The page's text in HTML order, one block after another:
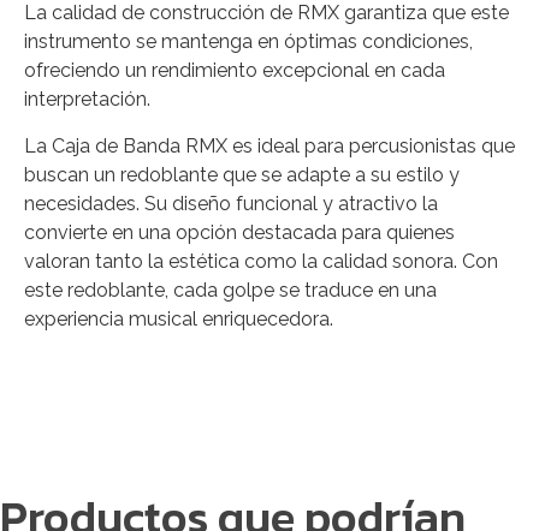
La calidad de construcción de RMX garantiza que este
instrumento se mantenga en óptimas condiciones,
ofreciendo un rendimiento excepcional en cada
interpretación.
La Caja de Banda RMX es ideal para percusionistas que
buscan un redoblante que se adapte a su estilo y
necesidades. Su diseño funcional y atractivo la
convierte en una opción destacada para quienes
valoran tanto la estética como la calidad sonora. Con
este redoblante, cada golpe se traduce en una
experiencia musical enriquecedora.
Productos que podrían